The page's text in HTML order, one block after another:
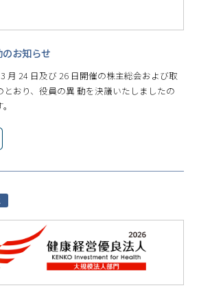
お知らせ
月 24 日及び 26 日開催の株主総会および取
おり、役員の異 動を決議いたしましたの